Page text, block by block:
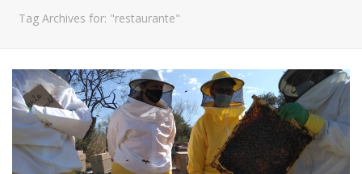
Tag Archives for: "restaurante"